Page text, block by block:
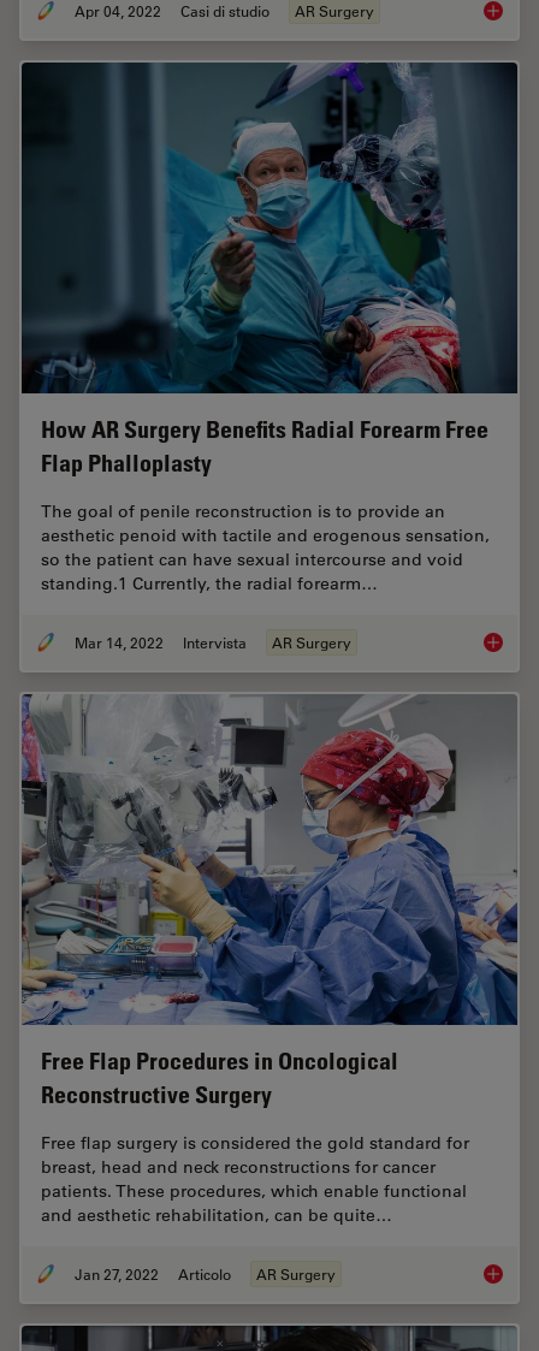
Apr 04, 2022 Casi di studio AR Surgery Using
How AR Surgery Benefits Radial Forearm Free
Flap Phalloplasty
The goal of penile reconstruction is to provide an
aesthetic penoid with tactile and erogenous sensation,
so the patient can have sexual intercourse and void
standing.1 Currently, the radial forearm…
Mar 14, 2022 Intervista AR Surgery How
Free Flap Procedures in Oncological
Reconstructive Surgery
Free flap surgery is considered the gold standard for
breast, head and neck reconstructions for cancer
patients. These procedures, which enable functional
and aesthetic rehabilitation, can be quite…
Jan 27, 2022 Articolo AR Surgery Free